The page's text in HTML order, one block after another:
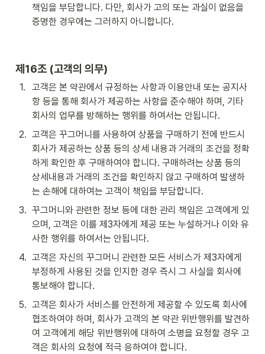
책임을 부담합니다. 다만, 회사가 고의 또는 과실이 없음을
증명한 경우에는 그러하지 아니합니다.
제16조 (고객의 의무)
1.
고객은 본 약관에서 규정하는 사항과 이용안내 또는 공지사
항 등을 통해 회사가 제공하는 사항을 준수해야 하며, 기타
회사의 업무를 방해하는 행위를 하여서는 안됩니다.
2. 고객은 꾸그머니를 사용하여 상품을 구매하기 전에 반드시
회사가 제공하는 상품 등의 상세 내용과 거래의 조건을 정확
하게 확인한 후 구매하여야 합니다. 구매하려는 상품 등의
상세내용과 거래의 조건을 확인하지 않고 구매하여 발생하
는 손해에 대하여는 고객이 책임을 부담합니다.
3. 꾸그머니와 관련한 정보 등에 대한 관리 책임은 고객에게 있
으며, 고객은 이를 제3자에게 제공 또는 누설하거나 이와 유
사한 행위를 하여서는 안됩니다.
4. 고객은 자신의 꾸그머니 관련한 모든 서비스가 제3자에게
부정하게 사용된 것을 인지한 경우 즉시 그 사실을 회사에
통보해야 합니다.
5. 고객은 회사가 서비스를 안전하게 제공할 수 있도록 회사에
협조하여야 하며, 회사가 고객의 본 약관 위반행위를 발견하
여 고객에게 해당 위반행위에 대하여 소명을 요청할 경우 고
객은 회사의 요청에 적극 응하여야 합니다.